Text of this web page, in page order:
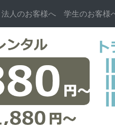
法人のお客様へ 学生のお客様